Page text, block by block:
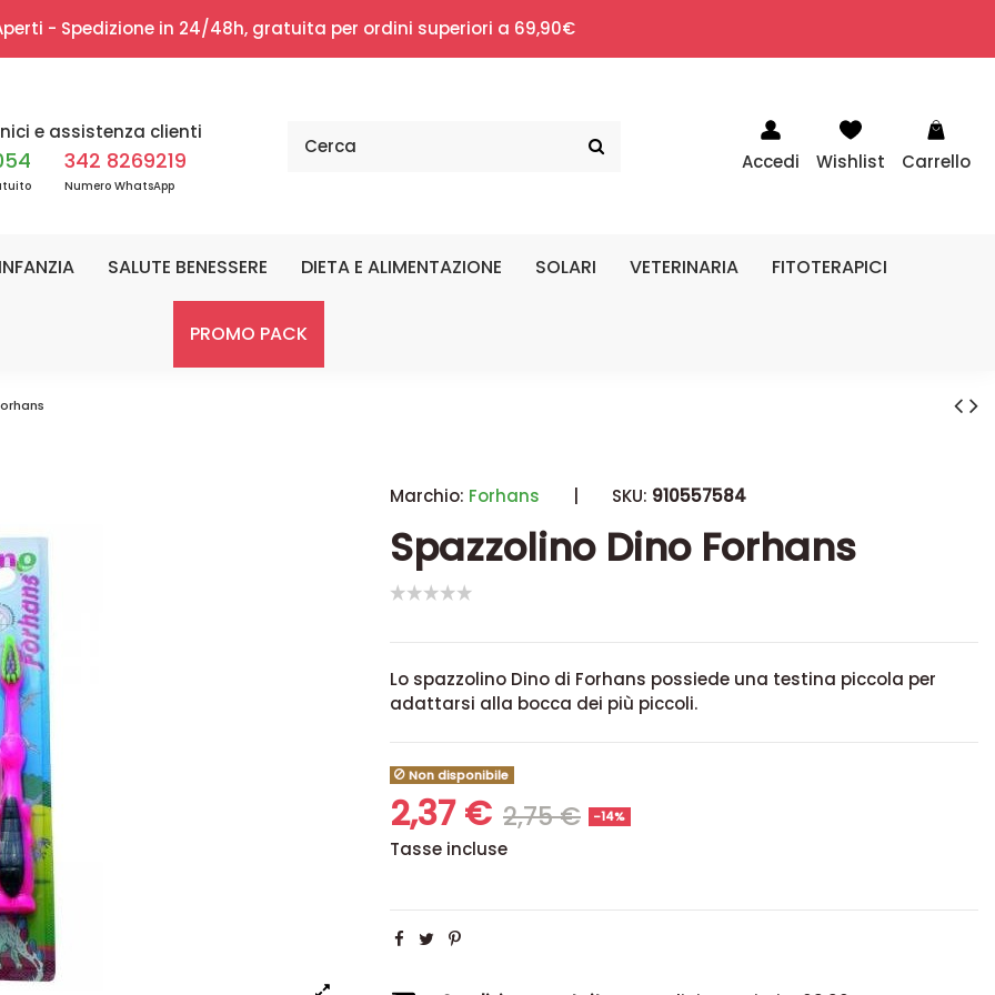
- Spedizione in 24/48h, gratuita per ordini superiori a 69,90€
e assistenza clienti
342 8269219
Numero WhatsApp
Accedi Wishlist Carrello
SALUTE BENESSERE DIETA E ALIMENTAZIONE SOLARI VETERINARIA FITOTERAPICI
PROMO PACK
Marchio: Forhans | SKU: 910557584
Spazzolino Dino Forhans
Lo spazzolino Dino di Forhans possiede una testina piccola per
adattarsi alla bocca dei più piccoli.
Non disponibile
2,37 € 2,75 € -14%
Tasse incluse